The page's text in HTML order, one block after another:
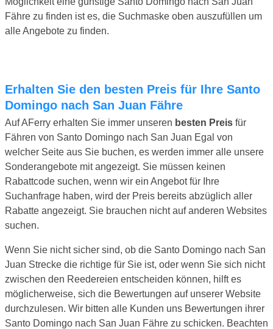
Fähre zu finden ist es, die Suchmaske oben auszufüllen um
alle Angebote zu finden.
Erhalten Sie den besten Preis für Ihre Santo
Domingo nach San Juan Fähre
Auf AFerry erhalten Sie immer unseren besten Preis für
Fähren von Santo Domingo nach San Juan Egal von
welcher Seite aus Sie buchen, es werden immer alle unsere
Sonderangebote mit angezeigt. Sie müssen keinen
Rabattcode suchen, wenn wir ein Angebot für Ihre
Suchanfrage haben, wird der Preis bereits abzüglich aller
Rabatte angezeigt. Sie brauchen nicht auf anderen Websites
suchen.
Wenn Sie nicht sicher sind, ob die Santo Domingo nach San
Juan Strecke die richtige für Sie ist, oder wenn Sie sich nicht
zwischen den Reedereien entscheiden können, hilft es
möglicherweise, sich die Bewertungen auf unserer Website
durchzulesen. Wir bitten alle Kunden uns Bewertungen ihrer
Santo Domingo nach San Juan Fähre zu schicken. Beachten